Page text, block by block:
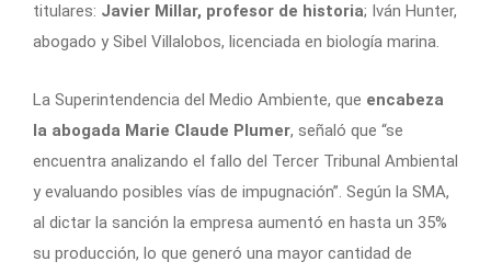
titulares: Javier Millar, profesor de historia; Iván Hunter,
abogado y Sibel Villalobos, licenciada en biología marina.
La Superintendencia del Medio Ambiente, que encabeza
la abogada Marie Claude Plumer, señaló que “se
encuentra analizando el fallo del Tercer Tribunal Ambiental
y evaluando posibles vías de impugnación”. Según la SMA,
al dictar la sanción la empresa aumentó en hasta un 35%
su producción, lo que generó una mayor cantidad de